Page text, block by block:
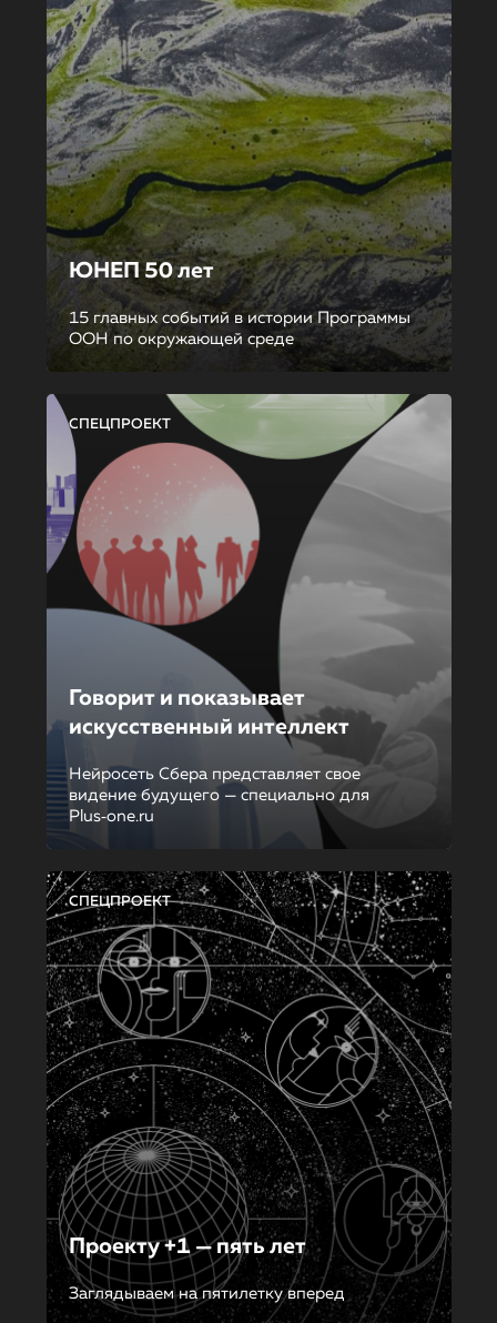
ЮНЕП 50 лет
15 главных событий в истории Программы
ООН по окружающей среде
СПЕЦПРОЕКТ
Говорит и показывает
искусственный интеллект
Нейросеть Сбера представляет свое
видение будущего — специально для
Plus‑one.ru
СПЕЦПРОЕКТ
Проекту +1 — пять лет
Заглядываем на пятилетку вперед